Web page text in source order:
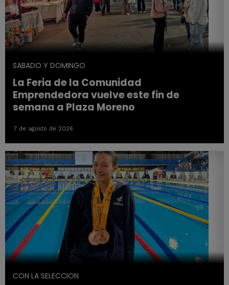
SABADO Y DOMINGO
La Feria de la Comunidad
Emprendedora vuelve este fin de
semana a Plaza Moreno
7 de agosto de 2026
CON LA SELECCION